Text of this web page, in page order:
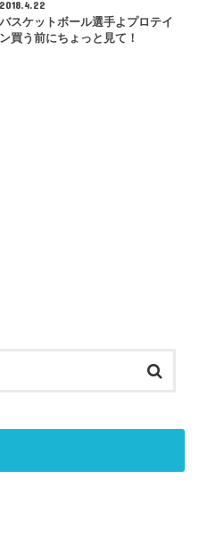
2018.4.22
バスケットボール選手よプロテイ
ン買う前にちょっと見て！